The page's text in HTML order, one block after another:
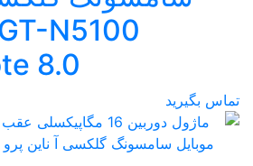
N5100
8.0
تماس بگیرید